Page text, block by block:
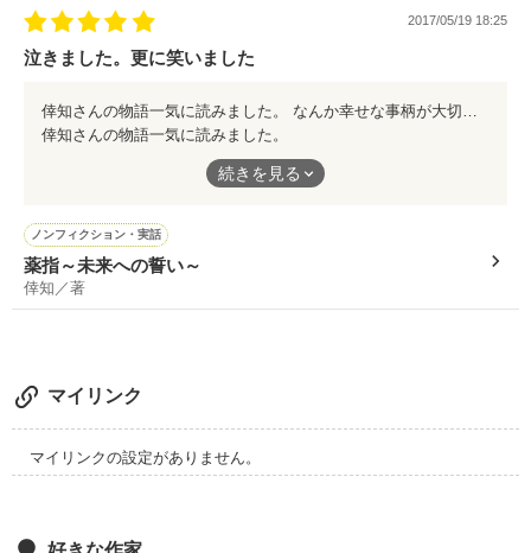
2017/05/19 18:25
泣きました。更に笑いました
倖知さんの物語一気に読みました。
なんか幸せな事柄が大切だからこそ怖くなる気持ち分かります。
最後は大笑いしました。旦那様との掛け合いが絶妙で
続きを見る
ノンフィクション・実話
薬指～未来への誓い～
倖知／著
マイリンク
マイリンクの設定がありません。